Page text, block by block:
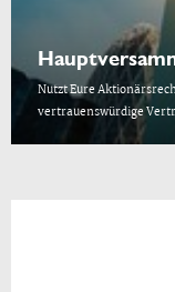
Nutzt Eure
vertrauenswürdige